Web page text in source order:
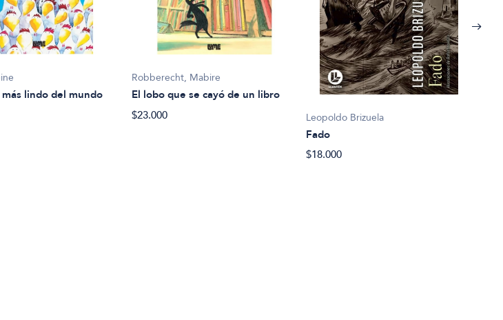
lindo del mundo
Robberecht, Mabire
El lobo que se cayó de un libro
$23.000
Leopoldo Brizuela
Fado
$18.000